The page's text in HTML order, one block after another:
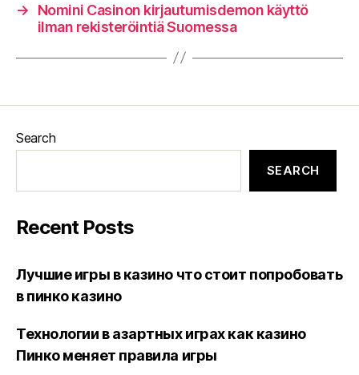
→
Nomini Casinon kirjautumisdemon käyttö
ilman rekisteröintiä Suomessa
Search
SEARCH
Recent Posts
Лучшие игры в казино что стоит попробовать
в пинко казино
Технологии в азартных играх как казино
Пинко меняет правила игры